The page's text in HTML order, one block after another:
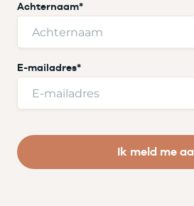
Achternaam*
E-mailadres*
Ik meld me